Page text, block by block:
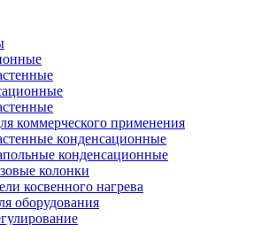
коммерческого применения
конденсационные
конденсационные
колонки
косвенного нагрева
оборудования